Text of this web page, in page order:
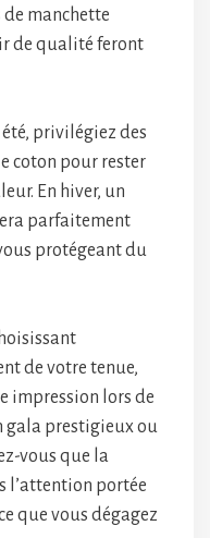
manchette
de qualité feront
été, privilégiez des
coton pour rester
En hiver, un
parfaitement
protégeant du
de votre tenue,
impression lors de
gala prestigieux ou
vous que la
l’attention portée
que vous dégagez